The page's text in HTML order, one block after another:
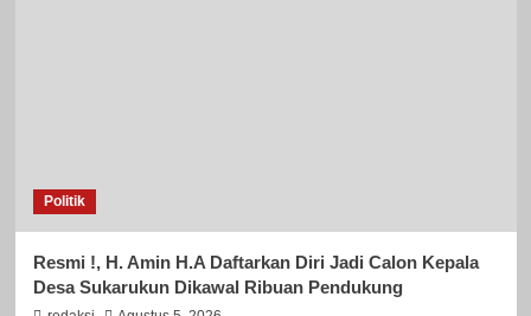
Politik
Resmi !, H. Amin H.A Daftarkan Diri Jadi Calon Kepala
Desa Sukarukun Dikawal Ribuan Pendukung